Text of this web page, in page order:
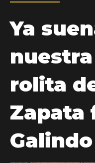
Ya
rolita
Zapata
Galindo